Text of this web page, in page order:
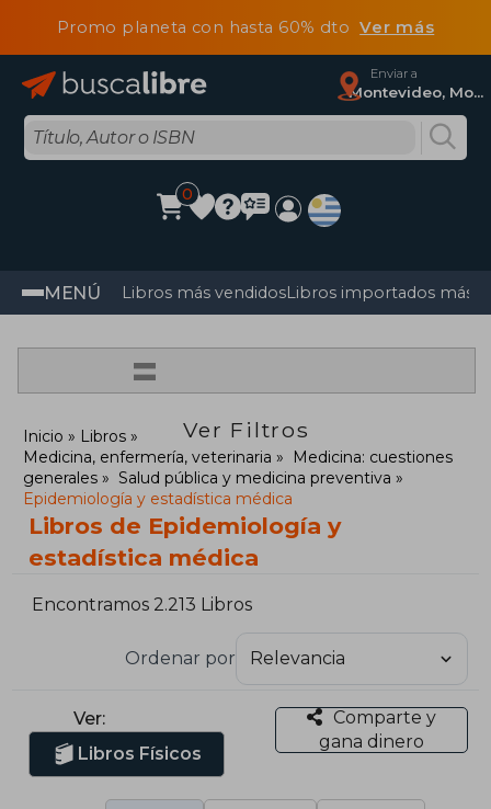
Promo planeta con hasta 60% dtoVer más
Enviar a
Montevideo, Montevideo
0
MENÚ Libros más vendidosLibros importados más
=
Ver Filtros
Inicio
Libros
Medicina, enfermería, veterinaria
Medicina: cuestiones
generales
Salud pública y medicina preventiva
Epidemiología y estadística médica
Libros de Epidemiología y
estadística médica
Encontramos 2.213 Libros
Ordenar por
Ver:
Libros Físicos
Comparte y
gana dinero